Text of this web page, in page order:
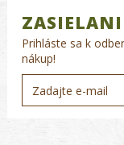
Prihláste sa k
nákup!